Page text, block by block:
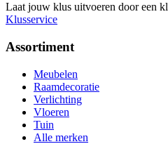
Laat jouw klus uitvoeren door een
Klusservice
Assortiment
Meubelen
Raamdecoratie
Verlichting
Vloeren
Tuin
Alle merken